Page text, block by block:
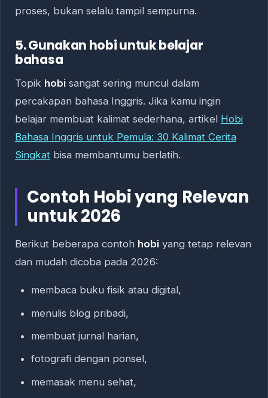
proses, bukan selalu tampil sempurna.
5. Gunakan hobi untuk belajar
bahasa
Topik hobi sangat sering muncul dalam
percakapan bahasa Inggris. Jika kamu ingin
belajar membuat kalimat sederhana, artikel Hobi
Bahasa Inggris untuk Pemula: 30 Kalimat Cerita
Singkat bisa membantumu berlatih.
Contoh Hobi yang Relevan
untuk 2026
Berikut beberapa contoh hobi yang tetap relevan
dan mudah dicoba pada 2026:
membaca buku fisik atau digital,
menulis blog pribadi,
membuat jurnal harian,
fotografi dengan ponsel,
memasak menu sehat,